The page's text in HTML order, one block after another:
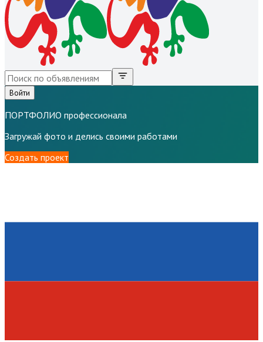
Войти
ПОРТФОЛИО профессионала
Загружай фото и делись своими работами
Создать проект